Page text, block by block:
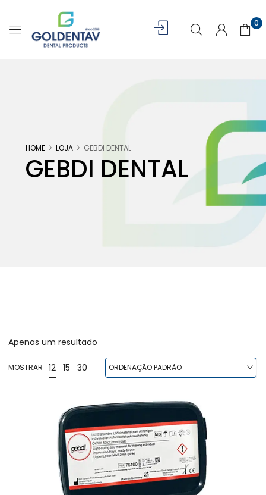
0
GEBDI DENTAL
HOME LOJA GEBDI DENTAL
Apenas um resultado
MOSTRAR 12 15 30 ORDENAÇÃO PADRÃO